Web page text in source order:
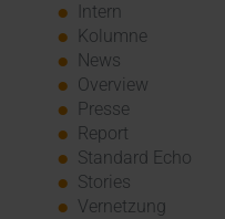
Intern
Kolumne
News
Overview
Presse
Report
Standard Echo
Stories
Vernetzung